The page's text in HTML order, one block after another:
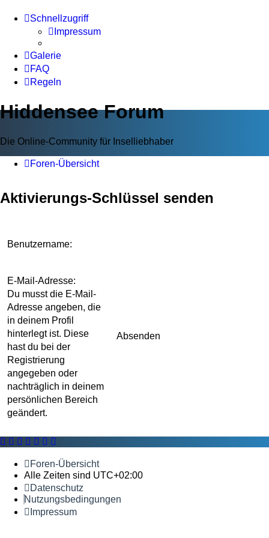
Schnellzugriff
Impressum
Galerie
FAQ
Regeln
Hiddensee Forum
Die Online-Community für Inselliebhaber
Foren-Übersicht
Aktivierungs-Schlüssel senden
Benutzername:
E-Mail-Adresse:
Du musst die E-Mail-
Adresse angeben, die
in deinem Profil
hinterlegt ist. Diese
hast du bei der
Registrierung
angegeben oder
nachträglich in deinem
persönlichen Bereich
geändert.
Foren-Übersicht
Alle Zeiten sind UTC+02:00
Datenschutz
Nutzungsbedingungen
Impressum